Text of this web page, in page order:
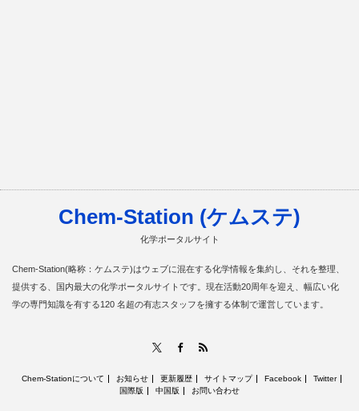
Chem-Station (ケムステ)
化学ポータルサイト
Chem-Station(略称：ケムステ)はウェブに混在する化学情報を集約し、それを整理、
提供する、国内最大の化学ポータルサイトです。現在活動20周年を迎え、幅広い化
学の専門知識を有する120 名超の有志スタッフを擁する体制で運営しています。
Facebook
Chem-Stationについて お知らせ 更新履歴 サイトマップ Facebook
Twitter
国際版
中国版 お問い合わせ